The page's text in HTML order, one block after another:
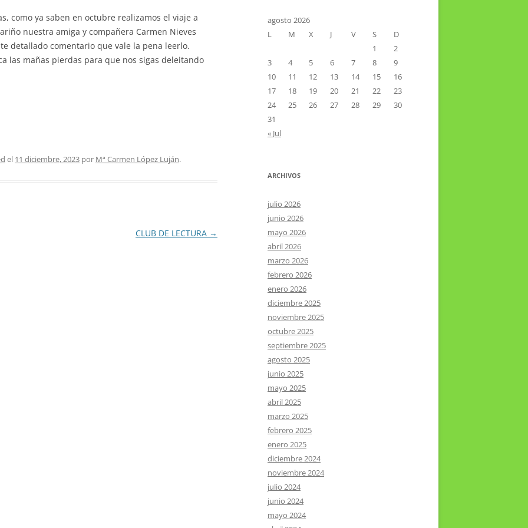
INFORMACIÓN DE VIAJES 2015
INFORMACIÓN DE VIAJES 2014
INGLÉS
PINTURA AL OLEO Y ACUARELA
JAVIER HERNÁNDEZ VELÁZQUEZ
PASEOS LITERARIOS
HEMEROTECA – PASEOS
LITERARIOS
como ya saben en octubre realizamos el viaje a
nuestra amiga y compañera Carmen Nieves
detallado comentario que vale la pena leerlo.
las mañas pierdas para que nos sigas deleitando
el 11 diciembre, 2023 por Mª Carmen López Luján.
CLUB DE LECTURA →
agosto 2026
L
M X J V S
D
1
2
3
4 5 6 7 8
9
10
11 12 13 14 15
16
17
18 19 20 21 22
23
24
25 26 27 28 29
30
31
« Jul
ARCHIVOS
julio 2026
junio 2026
mayo 2026
abril 2026
marzo 2026
febrero 2026
enero 2026
diciembre 2025
noviembre 2025
octubre 2025
septiembre 2025
agosto 2025
junio 2025
mayo 2025
abril 2025
marzo 2025
febrero 2025
enero 2025
diciembre 2024
noviembre 2024
julio 2024
junio 2024
mayo 2024